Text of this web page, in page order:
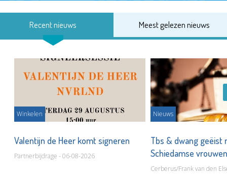
Recent nieuws Meest gelezen nieuws
Winkelen
Valentijn de Heer komt signeren
Partnerbijdrage - 06-08-2026
Nieuws
Tbs & dwang geëist
Schiedamse
Cerberus/Frank van den